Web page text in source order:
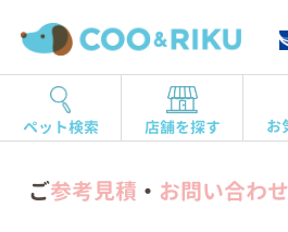
ペット検索 店舗を探す お
ご参考見積 ・ お問い合わせ